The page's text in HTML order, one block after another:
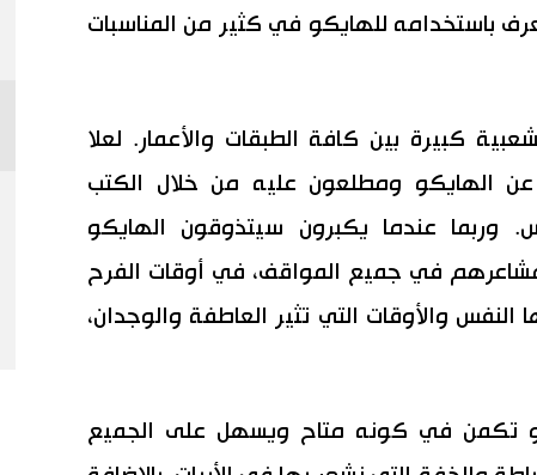
من تأليفه عام ٢٠١١ ويعرف باستخدامه للهايكو في كثير من المناسبات
كبيرة بين كافة الطبقات والأعمار. لعلا
الهايكو ومطلعون عليه من خلال الكتب
وربما عندما يكبرون سيتذوقون الهايكو
في جميع المواقف، في أوقات الفرح
والأوقات التي تثير العاطفة والوجدان،
تكمن في كونه متاح ويسهل على الجميع